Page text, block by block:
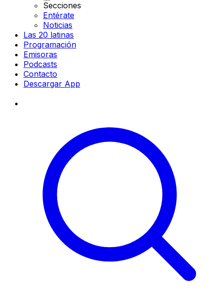
Secciones
Entérate
Noticias
Las 20 latinas
Programación
Emisoras
Podcasts
Contacto
Descargar App